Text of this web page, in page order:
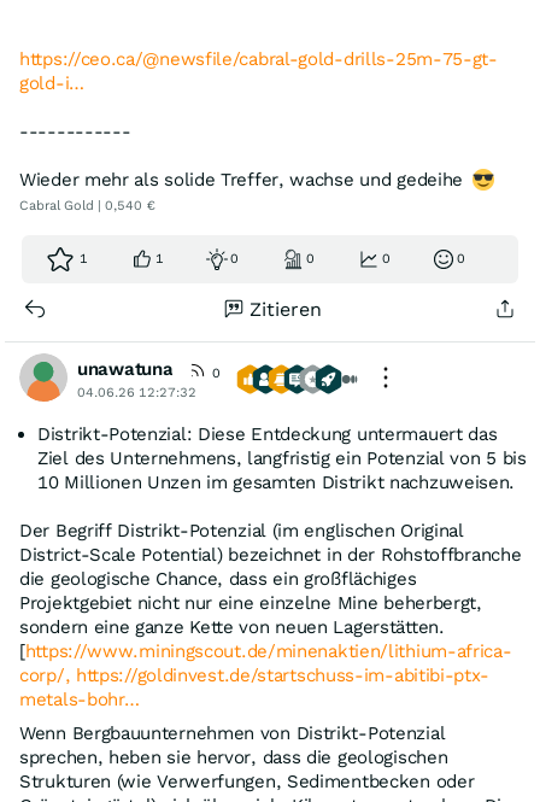
https://ceo.ca/@newsfile/cabral-gold-drills-25m-75-gt-
gold-i…
------------
Wieder mehr als solide Treffer, wachse und gedeihe
Cabral Gold | 0,540 €
1 1 0 0 0 0
Zitieren
unawatuna
0
04.06.26 12:27:32
Distrikt-Potenzial: Diese Entdeckung untermauert das
Ziel des Unternehmens, langfristig ein Potenzial von 5 bis
10 Millionen Unzen im gesamten Distrikt nachzuweisen.
Der Begriff Distrikt-Potenzial (im englischen Original
District-Scale Potential) bezeichnet in der Rohstoffbranche
die geologische Chance, dass ein großflächiges
Projektgebiet nicht nur eine einzelne Mine beherbergt,
sondern eine ganze Kette von neuen Lagerstätten.
[https://www.miningscout.de/minenaktien/lithium-africa-
corp/, https://goldinvest.de/startschuss-im-abitibi-ptx-
metals-bohr…
Wenn Bergbauunternehmen von Distrikt-Potenzial
sprechen, heben sie hervor, dass die geologischen
Strukturen (wie Verwerfungen, Sedimentbecken oder